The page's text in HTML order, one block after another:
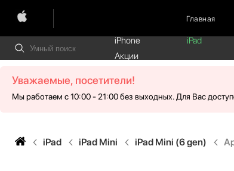
Главная
iPhone iPad
Акции
Уважаемые, посетители!
Мы работаем с 10:00 - 21:00 без выходных. Для Вас
iPad iPad Mini iPad Mini (6 gen)